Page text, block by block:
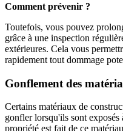
Comment prévenir ?
Toutefois, vous pouvez
grâce à une inspection
extérieures. Cela vous
rapidement tout dommage
Gonflement des
Certains matériaux de
gonfler lorsqu'ils sont
propriété est fait de ce